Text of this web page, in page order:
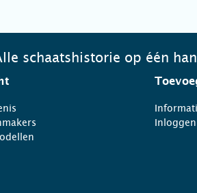
schaatshistorie op één
Inloggen